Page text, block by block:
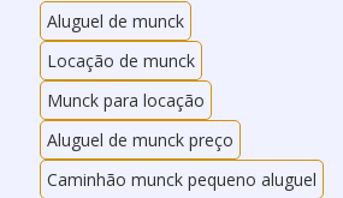
Aluguel de munck
Locação de munck
Munck para locação
Aluguel de munck preço
Caminhão munck pequeno aluguel